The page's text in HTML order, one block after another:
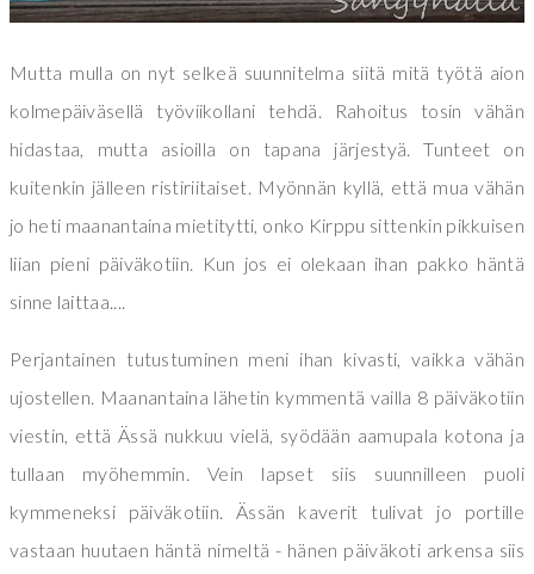
Mutta mulla on nyt selkeä suunnitelma siitä mitä työtä aion
kolmepäiväsellä työviikollani tehdä. Rahoitus tosin vähän
hidastaa, mutta asioilla on tapana järjestyä. Tunteet on
kuitenkin jälleen ristiriitaiset. Myönnän kyllä, että mua vähän
jo heti maanantaina mietitytti, onko Kirppu sittenkin pikkuisen
liian pieni päiväkotiin. Kun jos ei olekaan ihan pakko häntä
sinne laittaa....
Perjantainen tutustuminen meni ihan kivasti, vaikka vähän
ujostellen. Maanantaina lähetin kymmentä vailla 8 päiväkotiin
viestin, että Ässä nukkuu vielä, syödään aamupala kotona ja
tullaan myöhemmin. Vein lapset siis suunnilleen puoli
kymmeneksi päiväkotiin. Ässän kaverit tulivat jo portille
vastaan huutaen häntä nimeltä - hänen päiväkoti arkensa siis